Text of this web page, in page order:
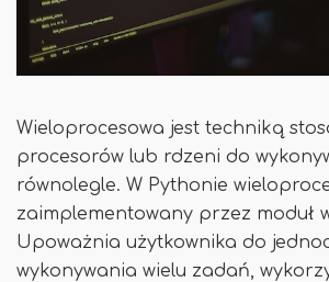
Wieloprocesowa jest techniką
procesorów lub rdzeni do
równolegle. W Pythonie
zaimplementowany przez moduł
Upoważnia użytkownika do
wykonywania wielu zadań,